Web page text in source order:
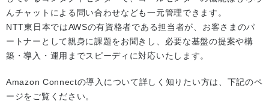
んチャットによる問い合わせなども一元管理できます。
NTT東日本ではAWSの有資格者である担当者が、お客さまのパ
ートナーとして親身に課題をお聞きし、必要な基盤の提案や構
築・導入・運用までスピーディに対応いたします。
Amazon Connectの導入について詳しく知りたい方は、下記のペ
ージをご覧ください。